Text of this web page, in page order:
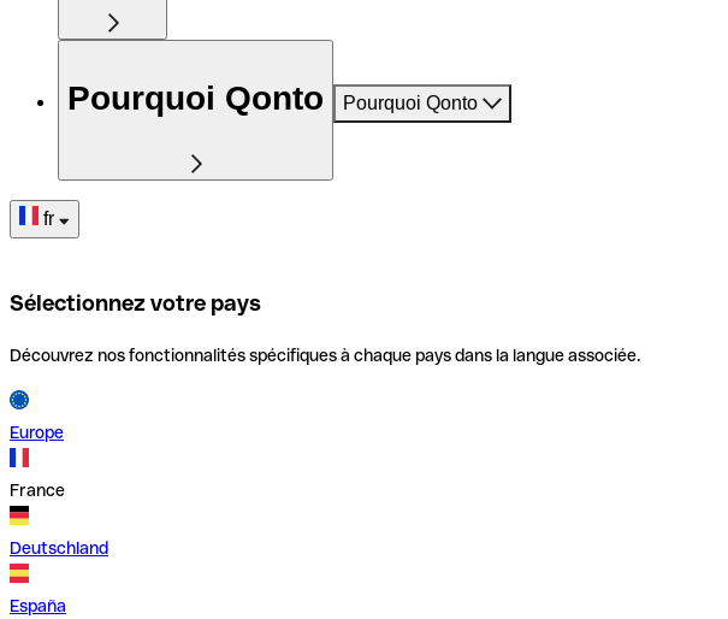
Pourquoi Qonto Pourquoi Qonto
fr
Sélectionnez votre pays
Découvrez nos fonctionnalités spécifiques à chaque pays dans la langue associée.
Europe
France
Deutschland
España